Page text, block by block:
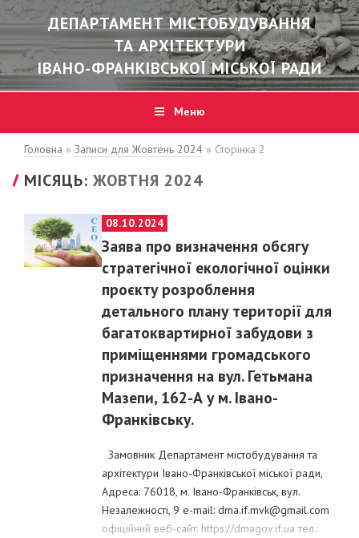
ДЕПАРТАМЕНТ МІСТОБУДУВАННЯ
ТА АРХІТЕКТУРИ
ІВАНО-ФРАНКІВСЬКОЇ МІСЬКОЇ РАДИ
Меню
Головна » Записи для Жовтень 2024 » Сторінка 2
МІСЯЦЬ: ЖОВТНЯ 2024
POSTED
ON
08.10.2024
Заява про визначення обсягу
стратегічної екологічної оцінки
проєкту розроблення
детального плану території для
багатоквартирної забудови з
приміщеннями громадського
призначення на вул. Гетьмана
Мазепи, 162-А у м. Івано-
Франківську.
Замовник Департамент містобудування та
архітектури Івано-Франківської міської ради,
Адреса: 76018, м. Івано-Франківськ, вул.
Незалежності, 9 e-mail: dma.if.mvk@gmail.com
офіційний веб-сайт: https://dmagov.if.ua тел.: